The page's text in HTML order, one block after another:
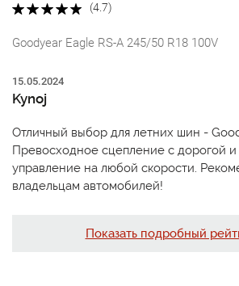
(4.7)
Goodyear Eagle RS-A 245/50 R18 100V
15.05.2024
Kynoj
Отличный выбор для летних шин -
Превосходное сцепление с дорогой
управление на любой скорости.
владельцам автомобилей!
Показать подробный